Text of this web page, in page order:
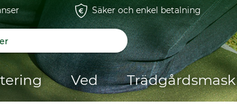
Säker och enkel betalning
Ved